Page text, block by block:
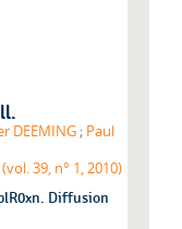
DEEMING ; Paul
39, n° 1, 2010)
Diffusion